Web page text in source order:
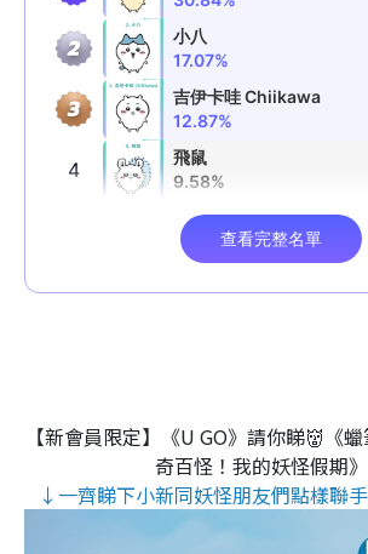
【新會員限定】《U GO》請你睇👹《
奇百怪！我的妖怪假期》
↓一齊睇下小新同妖怪朋友們點樣聯